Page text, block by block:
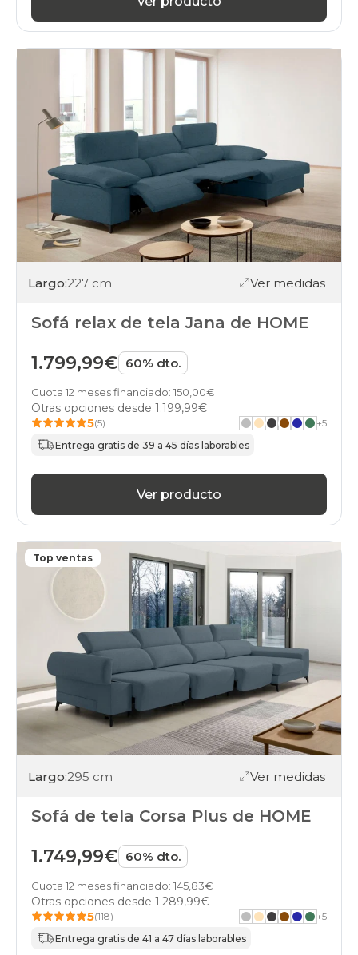
Largo:227 cm Ver medidas
Sofá relax de tela Jana de HOME
1.799,99€ 60% dto.
Cuota 12 meses financiado: 150,00€
Otras opciones desde 1.199,99€
5(5) +5
Entrega gratis de 39 a 45 días laborables
Ver producto
Top ventas
Largo:295 cm Ver medidas
Sofá de tela Corsa Plus de HOME
1.749,99€ 60% dto.
Cuota 12 meses financiado: 145,83€
Otras opciones desde 1.289,99€
5(118) +5
Entrega gratis de 41 a 47 días laborables